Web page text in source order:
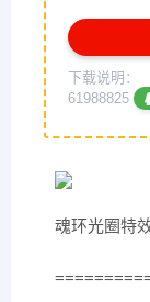
下载说明：
61988825
魂环光圈特